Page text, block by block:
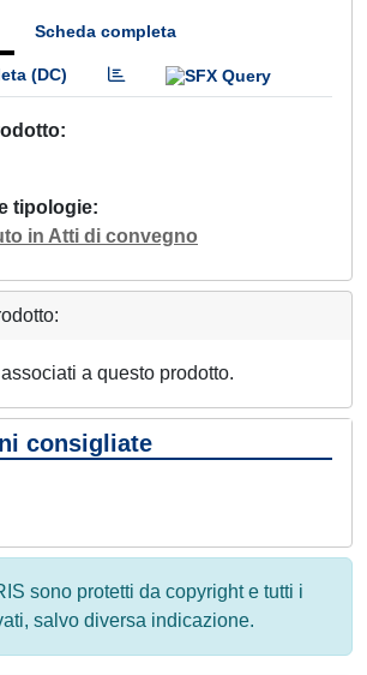
Scheda completa
(DC)
tipologie
in Atti di convegno
a questo prodotto.
consigliate
sono protetti da copyright e tutti i
salvo diversa indicazione.